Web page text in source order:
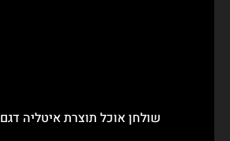
שולחן אוכל תוצרת איטליה דגם Diamond